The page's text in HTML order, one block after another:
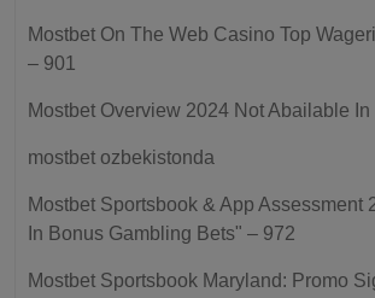
Mostbet On The Web Casino Top
– 901
Mostbet Overview 2024 Not Abailable
mostbet ozbekistonda
Mostbet Sportsbook & App Assessment
In Bonus Gambling Bets" – 972
Mostbet Sportsbook Maryland: Promo